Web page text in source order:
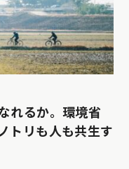
れるか。環境省
トリも人も共生す